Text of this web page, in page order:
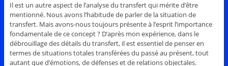
Il est un autre aspect de l’analyse du transfert qui mérite d’être
mentionné. Nous avons l’habitude de parler de la situation de
transfert. Mais avons-nous toujours présente à l’esprit l’importance
fondamentale de ce concept ? D’après mon expérience, dans le
débrouillage des détails du transfert, il est essentiel de penser en
termes de situations totales transférées du passé au présent, tout
autant que d’émotions, de défenses et de relations objectales.